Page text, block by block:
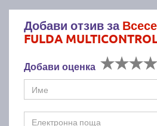
Добави отзив за
FULDA
Добави оценка